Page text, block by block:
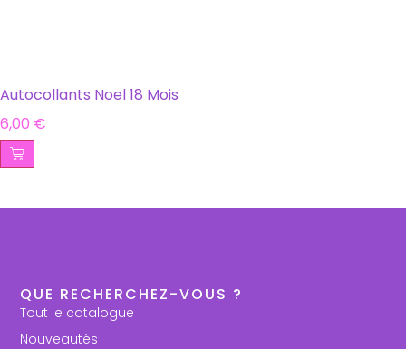
Autocollants Noel 18 Mois
6,00 €
QUE RECHERCHEZ-VOUS ?
Tout le catalogue
Nouveautés